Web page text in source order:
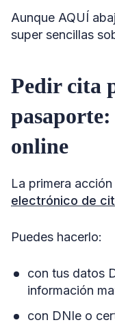
Aunque AQUÍ
super sencillas
Pedir cita
online
La primera
electrónico de
Puedes hacerlo:
con tus datos
información
con DNIe o